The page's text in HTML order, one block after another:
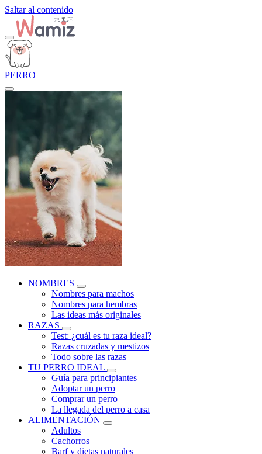
Saltar al contenido
PERRO
NOMBRES
Nombres para machos
Nombres para hembras
Las ideas más originales
RAZAS
Test: ¿cuál es tu raza ideal?
Razas cruzadas y mestizos
Todo sobre las razas
TU PERRO IDEAL
Guía para principiantes
Adoptar un perro
Comprar un perro
La llegada del perro a casa
ALIMENTACIÓN
Adultos
Cachorros
Barf y dietas naturales